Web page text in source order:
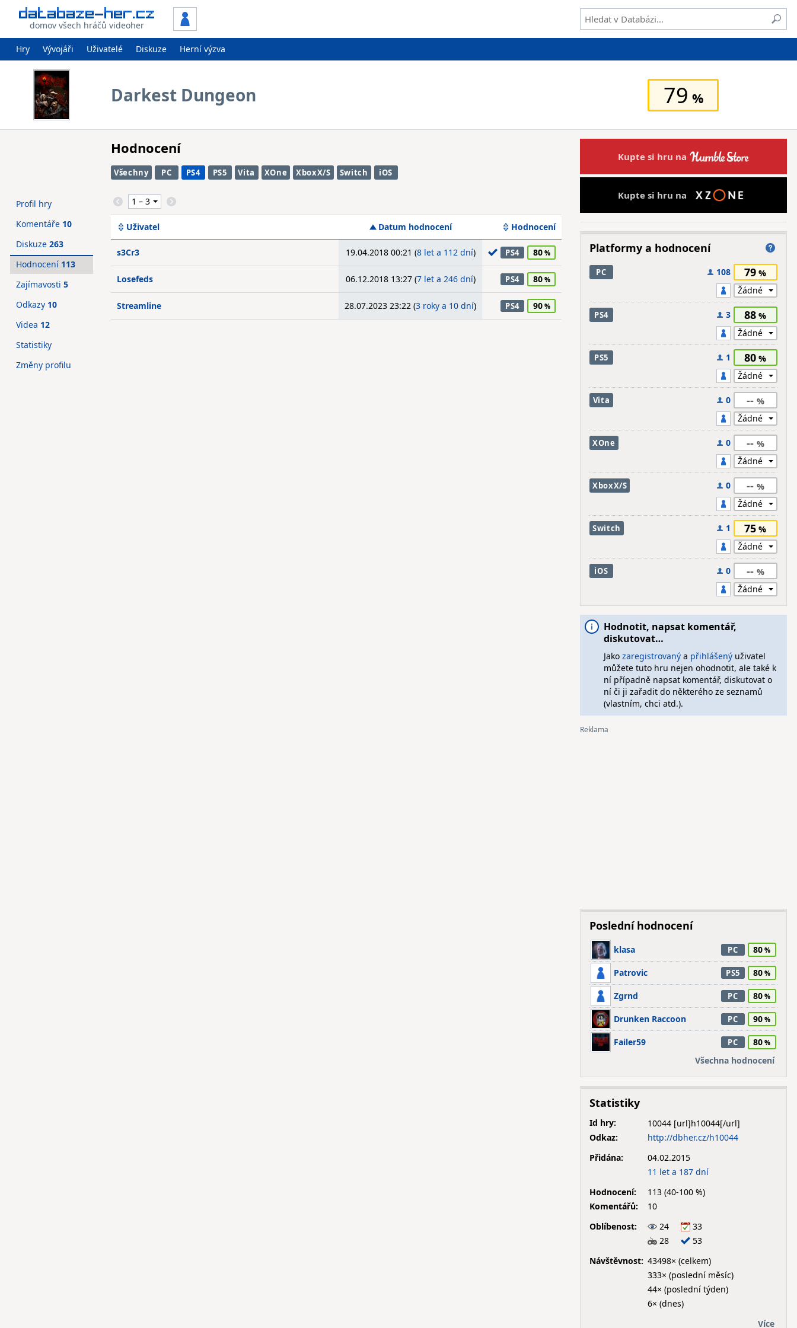
domov všech hráčů videoher
Hry Vývojáři Uživatelé Diskuze Herní výzva
Darkest Dungeon 79
Hodnocení
Všechny PC PS4 PS5 Vita XOne XboxX/S Switch iOS
Uživatel Datum hodnocení Hodnocení
s3Cr3 19.04.2018 00:21 (8 let a 112 dní) PS4 80
Losefeds 06.12.2018 13:27 (7 let a 246 dní) PS4 80
Streamline 28.07.2023 23:22 (3 roky a 10 dní) PS4 90
Profil hry
Komentáře 10
Diskuze 263
Hodnocení 113
Zajímavosti 5
Odkazy 10
Videa 12
Statistiky
Změny profilu
Kupte si hru na
Kupte si hru na
Platformy a hodnocení
PC 108 79
PS4 3 88
PS5 1 80
Vita 0 --
XOne 0 --
XboxX/S 0 --
Switch 1 75
iOS 0 --
Hodnotit, napsat komentář,
diskutovat…
Jako zaregistrovanýa přihlášenýuživatel
můžete tuto hru nejen ohodnotit, ale také k
ní případně napsat komentář, diskutovat o
ní či ji zařadit do některého ze seznamů
(vlastním, chci atd.).
Poslední hodnocení
klasa PC 80
Patrovic PS5 80
Zgrnd PC 80
Drunken Raccoon PC 90
Failer59 PC
80
Všechna hodnocení
Statistiky
Id hry:
10044
Odkaz:
http://dbher.cz/h10044
Přidána:
04.02.2015
11 let a 187 dní
Hodnocení:
113 (40-100 %)
Komentářů:
10
Oblíbenost:
24
33
28
53
Návštěvnost: 43498× (celkem)
333× (poslední měsíc)
44× (poslední týden)
6× (dnes)
Více